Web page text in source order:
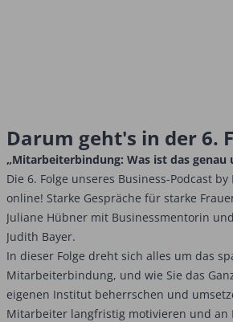
Darum geht's in der 6.
„Mitarbeiterbindung: Was ist das genau
Die 6. Folge unseres Business-Podcast by
online! Starke Gespräche für starke
Juliane Hübner mit Businessmentorin
Judith Bayer.
In dieser Folge dreht sich alles um das
Mitarbeiterbindung, und wie Sie das
eigenen Institut beherrschen und
Mitarbeiter langfristig motivieren und an